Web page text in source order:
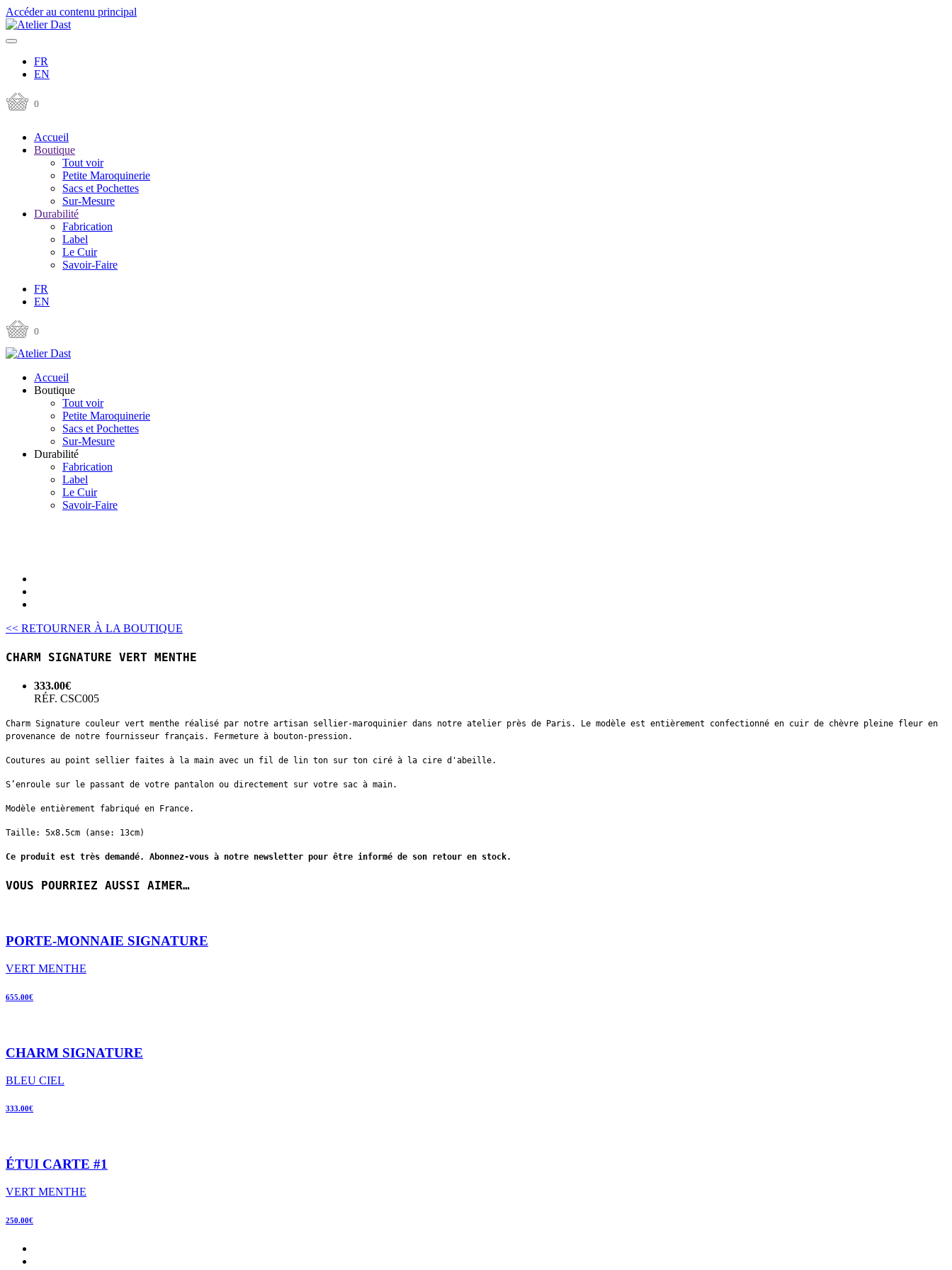
Accéder au contenu principal
FR
EN
Accueil
Boutique
Tout voir
Petite Maroquinerie
Sacs et Pochettes
Sur-Mesure
Durabilité
Fabrication
Label
Le Cuir
Savoir-Faire
FR
EN
Accueil
Boutique
Tout voir
Petite Maroquinerie
Sacs et Pochettes
Sur-Mesure
Durabilité
Fabrication
Label
Le Cuir
Savoir-Faire
<< RETOURNER À LA BOUTIQUE
CHARM SIGNATURE VERT MENTHE
333.00€
RÉF. CSC005
Charm Signature couleur vert menthe réalisé par notre artisan sellier-maroquinier dans notre atelier près de Paris. Le modèle est entièrement confectionné en cuir de chèvre pleine fleur en
provenance de notre fournisseur français. Fermeture à bouton-pression.
Coutures au point sellier faites à la main avec un fil de lin ton sur ton ciré à la cire d'abeille.
S’enroule sur le passant de votre pantalon ou directement sur votre sac à main.
Modèle entièrement fabriqué en France.
Taille: 5x8.5cm (anse: 13cm)
Ce produit est très demandé. Abonnez-vous à notre newsletter pour être informé de son retour en stock.
VOUS POURRIEZ AUSSI AIMER…
PORTE-MONNAIE SIGNATURE
VERT MENTHE
655.00€
CHARM SIGNATURE
BLEU CIEL
333.00€
ÉTUI CARTE #1
VERT MENTHE
250.00€